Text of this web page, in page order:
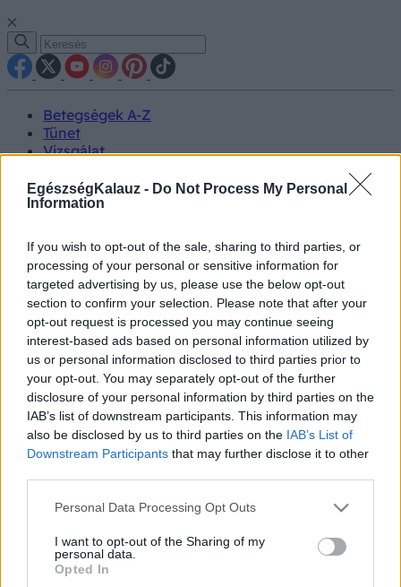
EgészségKalauz - Do Not Process My Personal
Information
If you wish to opt-out of the sale, sharing to third parties, or
processing of your personal or sensitive information for
targeted advertising by us, please use the below opt-out
section to confirm your selection. Please note that after your
opt-out request is processed you may continue seeing
interest-based ads based on personal information utilized by
us or personal information disclosed to third parties prior to
your opt-out. You may separately opt-out of the further
disclosure of your personal information by third parties on the
IAB’s list of downstream participants. This information may
also be disclosed by us to third parties on the IAB’s List of
Downstream Participants that may further disclose it to other
Please note that this website/app uses one or more Google
not limited to your visit or usage behaviour. You may click to
grant or deny consent to Google and its third-party tags to
use your data for below specified purposes in below Google
Personal Data Processing Opt Outs
I want to opt-out of the Sharing of my
personal data.
Opted In
Betegségek A-Z
Tünet
Vizsgálat
Életmódváltás
Kutatás
Hírek
Videók
Kisállatok egészsége
#allergia #influenza#cukorbetegség
#orvosmeteorológia#vérnyomás#stroke#rákbetegség
#reflux #ekcéma
#herpesz
Regisztráció
Védettségi igazolvány
Védettségi igazolvány